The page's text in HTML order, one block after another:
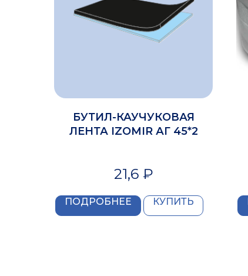
БУТИЛ-КАУЧУКОВАЯ
ЛЕНТА IZOMIR АГ 45*2
21,6 ₽
ПОДРОБНЕЕ КУПИТЬ